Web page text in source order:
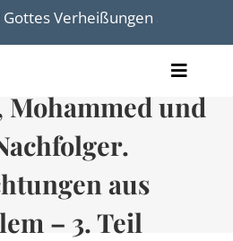
Verheißungen an Israel:
Toggle
Mohammed und
aus
– 3. Teil